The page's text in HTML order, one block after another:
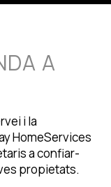
A
i la
HomeServices
a confiar-
propietats.